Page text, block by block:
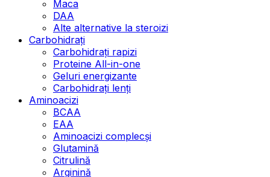
Maca
DAA
Alte alternative la steroizi
Carbohidrați
Carbohidrați rapizi
Proteine All-in-one
Geluri energizante
Carbohidrați lenți
Aminoacizi
BCAA
EAA
Aminoacizi complecși
Glutamină
Citrulină
Arginină